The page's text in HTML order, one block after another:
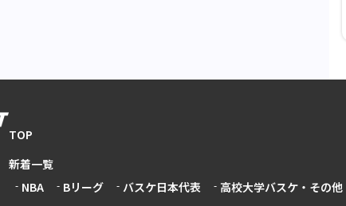
TOP
新着一覧
NBA
Bリーグ バスケ日本代表 高校大学バスケ・その他